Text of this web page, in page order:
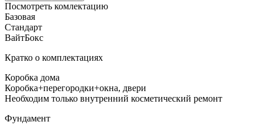
Посмотреть комлектацию
Базовая
Стандарт
ВайтБокс
Кратко о комплектациях
Коробка дома
Коробка+перегородки+окна, двери
Необходим только внутренний косметический ремонт
Фундамент